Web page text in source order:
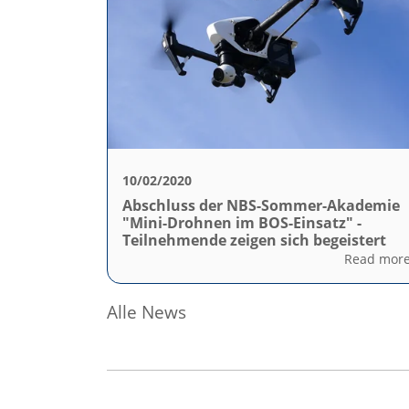
10/02/2020
Abschluss der NBS-Sommer-Akademie
"Mini-Drohnen im BOS-Einsatz" -
Teilnehmende zeigen sich begeistert
Read
Alle News